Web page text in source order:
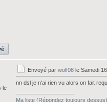
le
Envoyé par wolf08 le Samedi
nn dsl je n'ai rien vu alors on fait
Ma liste (Répondez toujours dessus)